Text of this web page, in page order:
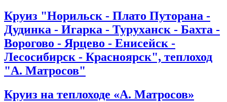
Круиз "Норильск - Плато Путорана -
Дудинка - Игарка - Туруханск - Бахта -
Ворогово - Ярцево - Енисейск -
Лесосибирск - Красноярск", теплоход
"А. Матросов"
Круиз на теплоходе «А. Матросов»